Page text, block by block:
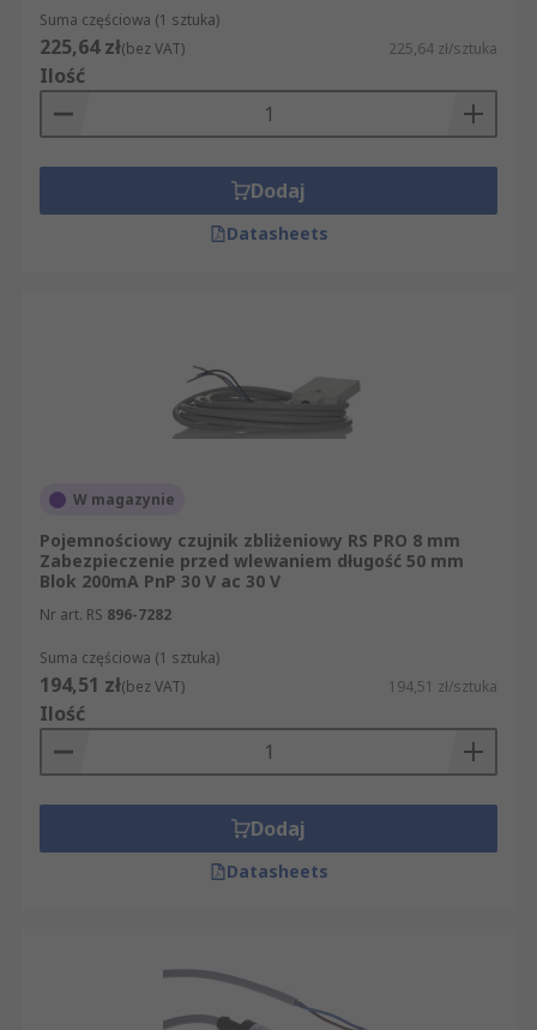
Suma częściowa (1 sztuka)
225,64 zł(bez VAT) 225,64 zł/sztuka
Ilość
Dodaj
Datasheets
W magazynie
Pojemnościowy czujnik zbliżeniowy RS PRO 8 mm
Zabezpieczenie przed wlewaniem długość 50 mm
Blok 200mA PnP 30 V ac 30 V
Nr art. RS 896-7282
Suma częściowa (1 sztuka)
194,51 zł(bez VAT) 194,51 zł/sztuka
Ilość
Dodaj
Datasheets